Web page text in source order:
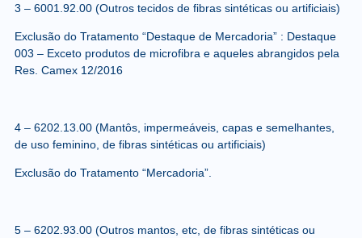
3 – 6001.92.00(Outros tecidos de fibras sintéticas ou artificiais)
Exclusão do Tratamento “Destaque de Mercadoria” : Destaque
003 – Exceto produtos de microfibra e aqueles abrangidos pela
Res. Camex 12/2016
4 – 6202.13.00(Mantôs, impermeáveis, capas e semelhantes,
de uso feminino, de fibras sintéticas ou artificiais)
Exclusão do Tratamento “Mercadoria”.
5 – 6202.93.00(Outros mantos, etc, de fibras sintéticas ou